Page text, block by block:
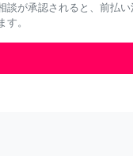
談が承認されると、前払
す。